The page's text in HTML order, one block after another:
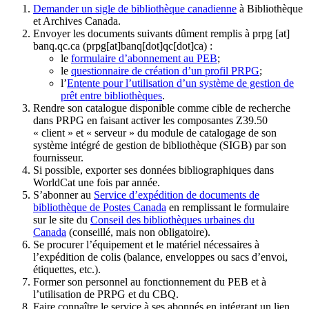
Demander un sigle de bibliothèque canadienne à Bibliothèque
et Archives Canada.
Envoyer les documents suivants dûment remplis à prpg [at]
banq.qc.ca (prpg[at]banq[dot]qc[dot]ca) :
le formulaire d’abonnement au PEB;
le questionnaire de création d’un profil PRPG;
l’Entente pour l’utilisation d’un système de gestion de
prêt entre bibliothèques.
Rendre son catalogue disponible comme cible de recherche
dans PRPG en faisant activer les composantes Z39.50
« client » et « serveur » du module de catalogage de son
système intégré de gestion de bibliothèque (SIGB) par son
fournisseur.
Si possible, exporter ses données bibliographiques dans
WorldCat une fois par année.
S’abonner au Service d’expédition de documents de
bibliothèque de Postes Canada en remplissant le formulaire
sur le site du Conseil des bibliothèques urbaines du
Canada (conseillé, mais non obligatoire).
Se procurer l’équipement et le matériel nécessaires à
l’expédition de colis (balance, enveloppes ou sacs d’envoi,
étiquettes, etc.).
Former son personnel au fonctionnement du PEB et à
l’utilisation de PRPG et du CBQ.
Faire connaître le service à ses abonnés en intégrant un lien